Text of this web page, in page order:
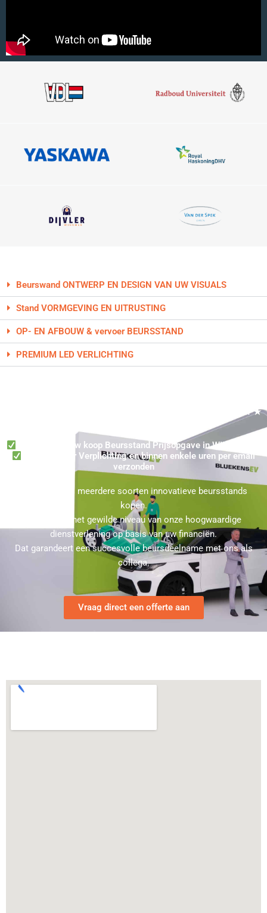
Beurswand ONTWERP EN DESIGN VAN UW VISUALS
Stand VORMGEVING EN UITRUSTING
OP- EN AFBOUW & vervoer BEURSSTAND
PREMIUM LED VERLICHTING
Beursstand Kopen Offertes in Wijchen ★ Beurs voor Wijchen? ★
Vraag direct uw koop Beursstand Prijsopgave in Wijchen aan
100% Zonder Verplichting en binnen enkele uren per email
verzonden
U kunt bij ons meerdere soorten innovatieve beursstands
kopen.
Kies hierbij het gewilde niveau van onze hoogwaardige
dienstverlening op basis van uw financiën.
Dat garandeert een succesvolle beursdeelname met ons als
collega.
Vraag direct een offerte aan